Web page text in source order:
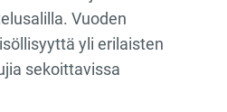
Vuoden
yli erilaisten
sekoittavissa